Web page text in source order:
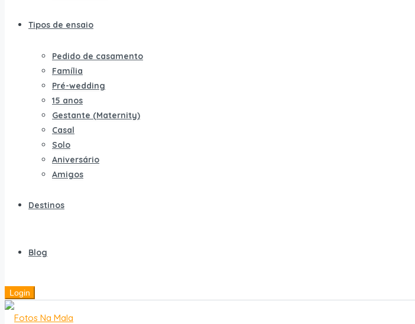
Tipos de ensaio
Pedido de casamento
Família
Pré-wedding
15 anos
Gestante (Maternity)
Casal
Solo
Aniversário
Amigos
Destinos
Blog
Login